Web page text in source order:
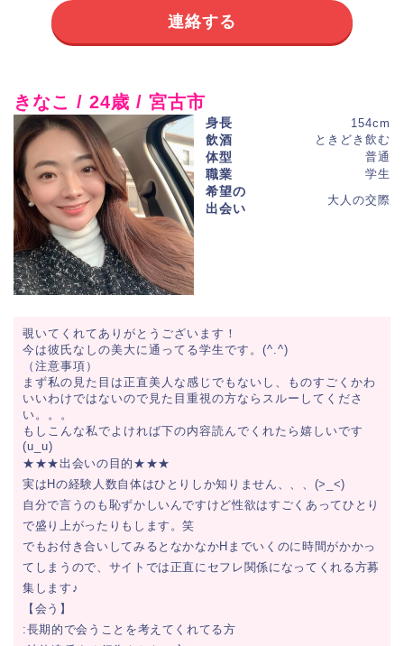
連絡する
きなこ / 24歳 / 宮古市
身長 154cm
飲酒 ときどき飲む
体型 普通
職業 学生
希望の
出会い
大人の交際
覗いてくれてありがとうございます！
今は彼氏なしの美大に通ってる学生です。(^.^)
（注意事項）
まず私の見た目は正直美人な感じでもないし、ものすごくかわ
いいわけではないので見た目重視の方ならスルーしてくださ
い。。。
もしこんな私でよければ下の内容読んでくれたら嬉しいです
(u_u)
★★★出会いの目的★★★
実はHの経験人数自体はひとりしか知りません、、、(>_<)
自分で言うのも恥ずかしいんですけど性欲はすごくあってひとり
で盛り上がったりもします。笑
でもお付き合いしてみるとなかなかHまでいくのに時間がかかっ
てしまうので、サイトでは正直にセフレ関係になってくれる方募
集します♪
【会う】
:長期的で会うことを考えてくれてる方